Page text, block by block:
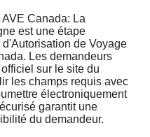
Canada: La
est une étape
de Voyage
Les demandeurs
sur le site du
les champs requis avec
électroniquement
garantit une
du demandeur.